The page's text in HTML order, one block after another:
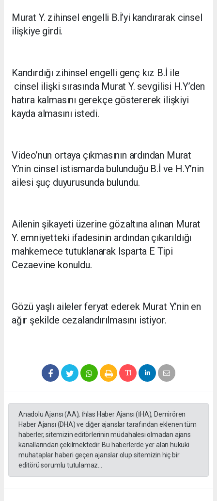
Murat Y. zihinsel engelli B.İ’yi kandırarak cinsel
ilişkiye girdi.
Kandırdığı zihinsel engelli genç kız B.İ ile
cinsel ilişki sırasında Murat Y. sevgilisi H.Y’den
hatıra kalmasını gerekçe göstererek ilişkiyi
kayda almasını istedi.
Video’nun ortaya çıkmasının ardından Murat
Y.’nin cinsel istismarda bulunduğu B.İ ve H.Y’nin
ailesi şuç duyurusunda bulundu.
Ailenin şikayeti üzerine gözaltına alınan Murat
Y. emniyetteki ifadesinin ardından çıkarıldığı
mahkemece tutuklanarak Isparta E Tipi
Cezaevine konuldu.
Gözü yaşlı aileler feryat ederek Murat Y.’nin en
ağır şekilde cezalandırılmasını istiyor.
Anadolu Ajansı (AA), İhlas Haber Ajansı (İHA), Demirören
Haber Ajansı (DHA) ve diğer ajanslar tarafından eklenen tüm
haberler, sitemizin editörlerinin müdahalesi olmadan ajans
kanallarından çekilmektedir. Bu haberlerde yer alan hukuki
muhataplar haberi geçen ajanslar olup sitemizin hiç bir
editörü sorumlu tutulamaz...